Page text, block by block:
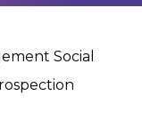
Social